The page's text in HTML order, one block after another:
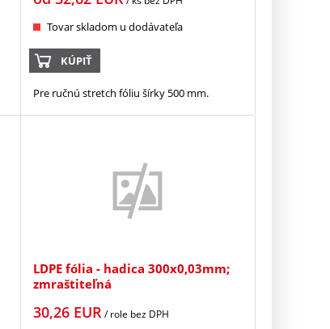
Tovar skladom u dodávateľa
KÚPIŤ
Pre ručnú stretch fóliu šírky 500 mm.
LDPE fólia - hadica 300x0,03mm;
zmraštiteľná
30,26 EUR/ role bez DPH